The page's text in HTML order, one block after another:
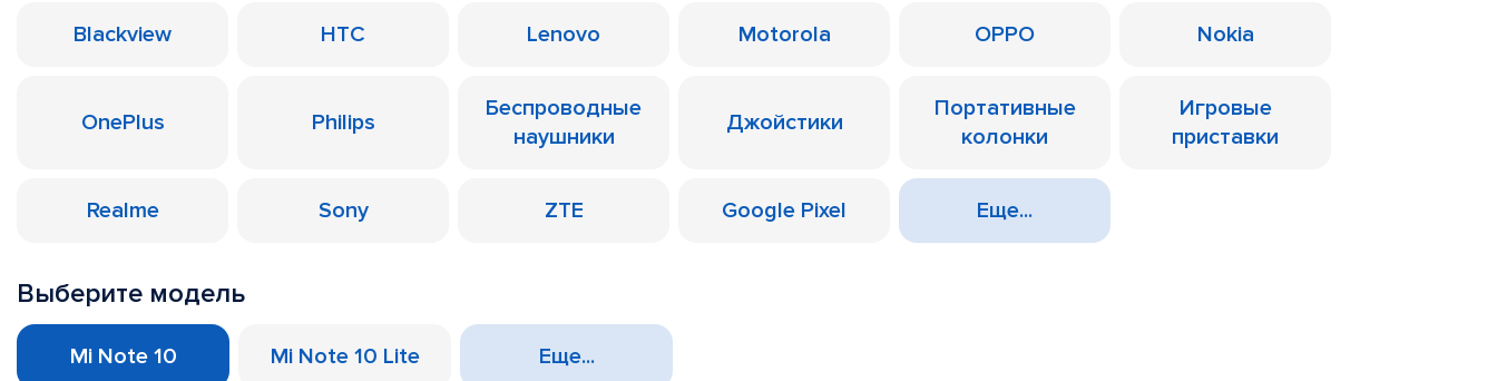
Blackview HTC Lenovo Motorola OPPO Nokia
OnePlus Philips
Беспроводные
наушники
Джойстики
Портативные
колонки
Игровые
приставки
Realme Sony ZTE Google Pixel Еще...
Выберите модель
Mi Note 10 Mi Note 10 Lite Еще...